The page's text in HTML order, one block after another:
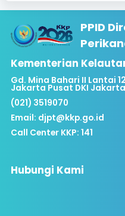
PPID
Kementerian
Gd. Mina Bahari II Lantai
Jakarta Pusat DKI Jakarta
(021) 3519070
Email: djpt@kkp.go.id
Call Center KKP: 141
Hubungi Kami